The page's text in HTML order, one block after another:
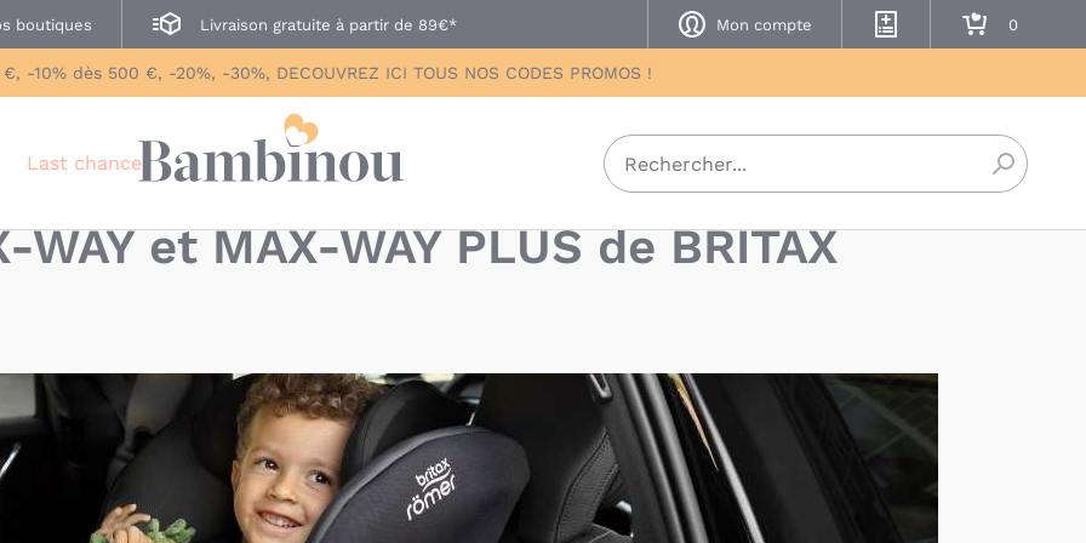
boutiques Livraison gratuite à partir de 89€* Mon compte
Mes listes de naissance
Mon panier
-10% dès 500 €, -20%, -30%, DECOUVREZ ICI TOUS NOS CODES PROMOS !
Last chance
et MAX-WAY PLUS de BRITAX